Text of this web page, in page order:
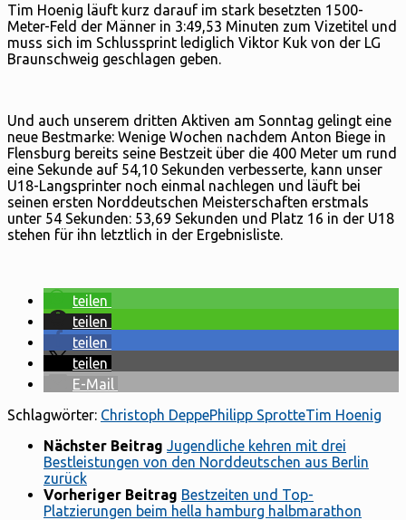
Tim Hoenig läuft kurz darauf im stark besetzten 1500-
Meter-Feld der Männer in 3:49,53 Minuten zum Vizetitel und
muss sich im Schlussprint lediglich Viktor Kuk von der LG
Braunschweig geschlagen geben.
Und auch unserem dritten Aktiven am Sonntag gelingt eine
neue Bestmarke: Wenige Wochen nachdem Anton Biege in
Flensburg bereits seine Bestzeit über die 400 Meter um rund
eine Sekunde auf 54,10 Sekunden verbesserte, kann unser
U18-Langsprinter noch einmal nachlegen und läuft bei
seinen ersten Norddeutschen Meisterschaften erstmals
unter 54 Sekunden: 53,69 Sekunden und Platz 16 in der U18
stehen für ihn letztlich in der Ergebnisliste.
teilen
teilen
teilen
teilen
E-Mail
Schlagwörter: Christoph DeppePhilipp SprotteTim Hoenig
Nächster Beitrag Jugendliche kehren mit drei
Bestleistungen von den Norddeutschen aus Berlin
zurück
Vorheriger Beitrag Bestzeiten und Top-
Platzierungen beim hella hamburg halbmarathon